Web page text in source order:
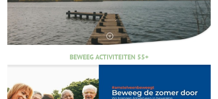
BEWEEG ACTIVITEITEN 55+